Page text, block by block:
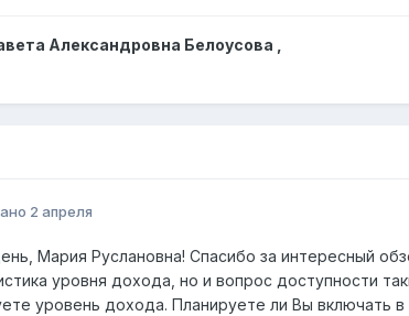
Александровна Белоусова
2 апреля
Мария Руслановна! Спасибо за интересный
уровня дохода, но и вопрос доступности
уровень дохода. Планируете ли Вы включать